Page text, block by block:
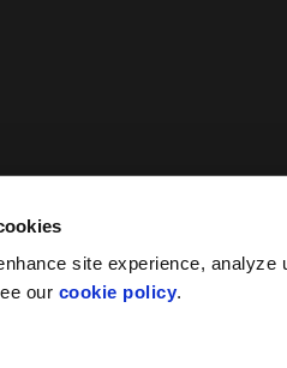
site experience,
our cookie policy.